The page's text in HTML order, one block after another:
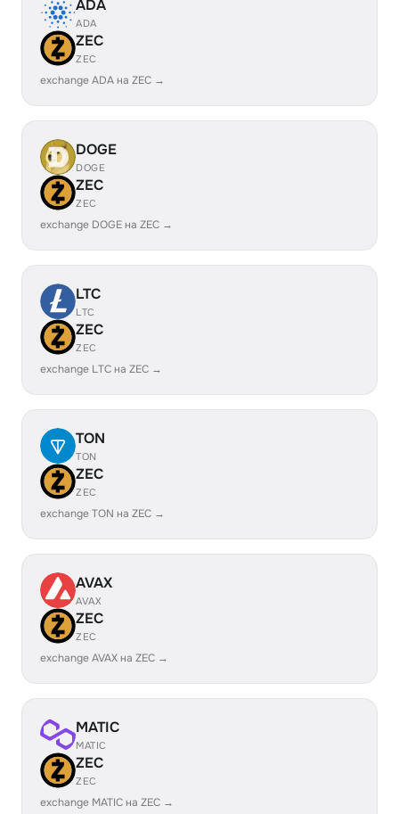
ADA
ADA
ZEC
ZEC
exchange ADA на ZEC →
DOGE
DOGE
ZEC
ZEC
exchange DOGE на ZEC →
LTC
LTC
ZEC
ZEC
exchange LTC на ZEC →
TON
TON
ZEC
ZEC
exchange TON на ZEC →
AVAX
AVAX
ZEC
ZEC
exchange AVAX на ZEC →
MATIC
MATIC
ZEC
ZEC
exchange MATIC на ZEC →